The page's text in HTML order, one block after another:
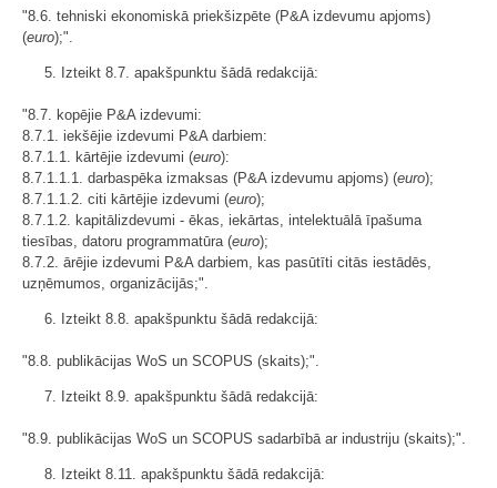
"8.6. tehniski ekonomiskā priekšizpēte (P&A izdevumu apjoms)
(euro);".
5. Izteikt 8.7. apakšpunktu šādā redakcijā:
"8.7. kopējie P&A izdevumi:
8.7.1. iekšējie izdevumi P&A darbiem:
8.7.1.1. kārtējie izdevumi (euro):
8.7.1.1.1. darbaspēka izmaksas (P&A izdevumu apjoms) (euro);
8.7.1.1.2. citi kārtējie izdevumi (euro);
8.7.1.2. kapitālizdevumi - ēkas, iekārtas, intelektuālā īpašuma
tiesības, datoru programmatūra (euro);
8.7.2. ārējie izdevumi P&A darbiem, kas pasūtīti citās iestādēs,
uzņēmumos, organizācijās;".
6. Izteikt 8.8. apakšpunktu šādā redakcijā:
"8.8. publikācijas WoS un SCOPUS (skaits);".
7. Izteikt 8.9. apakšpunktu šādā redakcijā:
"8.9. publikācijas WoS un SCOPUS sadarbībā ar industriju (skaits);".
8. Izteikt 8.11. apakšpunktu šādā redakcijā: